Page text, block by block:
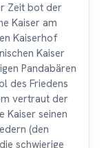
Zeit bot der
Kaiser am
Kaiserhof
Kaiser
Pandabären
des Friedens
vertraut der
Kaiser seinen
(den
schwierige